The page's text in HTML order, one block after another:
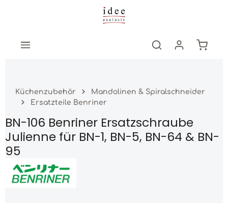
Zum Hauptinhalt springen
Küchenzubehör
Mandolinen & Spiralschneider
Ersatzteile Benriner
BN-106 Benriner Ersatzschraube
Julienne für BN-1, BN-5, BN-64 & BN-
95